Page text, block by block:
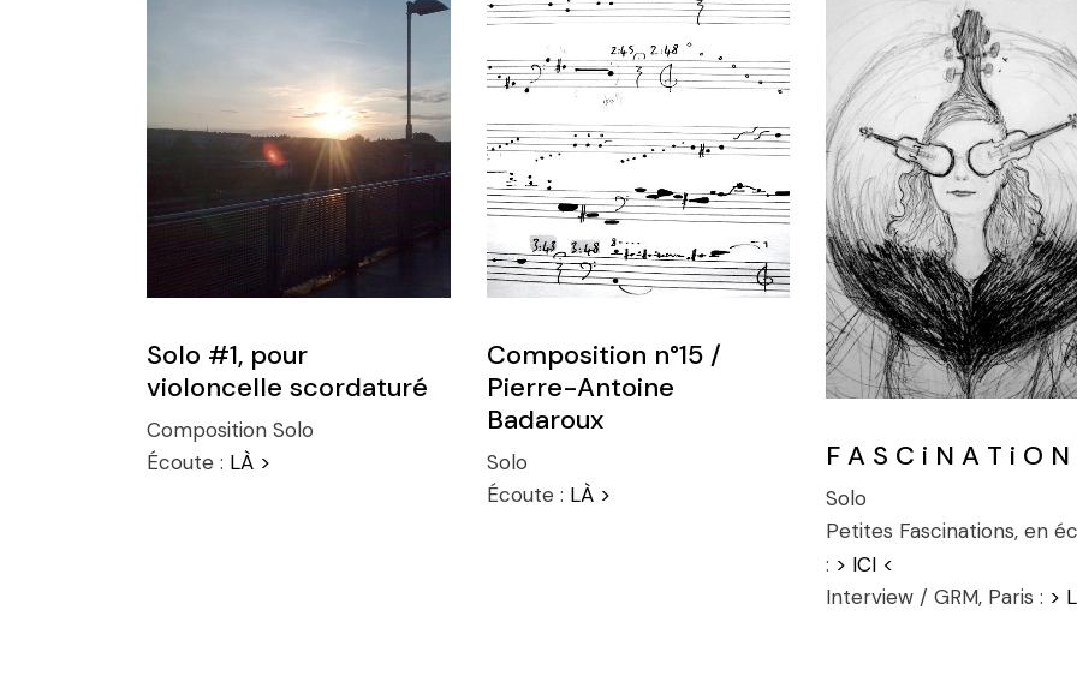
Solo #1, pour
violoncelle scordaturé
Composition Solo
Écoute : LÀ >
Composition n°15 /
Pierre-Antoine
Badaroux
Solo
Écoute : LÀ >
F A S C i N A T i O N
Solo
Petites Fascinations, en
: > ICI <
Interview / GRM, Paris : >